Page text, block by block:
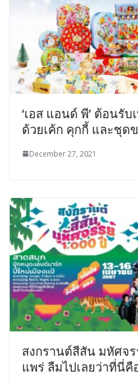
‘เอส แอนด์ พี’ ต้อนรั
ด้วยเค้ก คุกกี้ และชุด
December 27, 2021
สงกรานต์สีสัน มหัศจร
แพร่ ลืมไปเลยว่าที่นี่คื